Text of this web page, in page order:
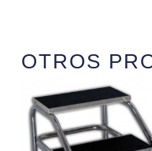
OTROS